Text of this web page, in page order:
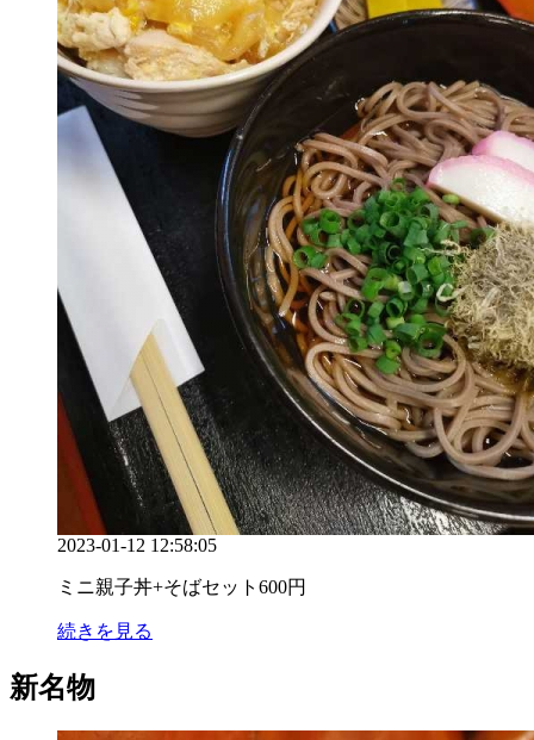
2023-01-12 12:58:05
ミニ親子丼+そばセット600円
続きを見る
新名物